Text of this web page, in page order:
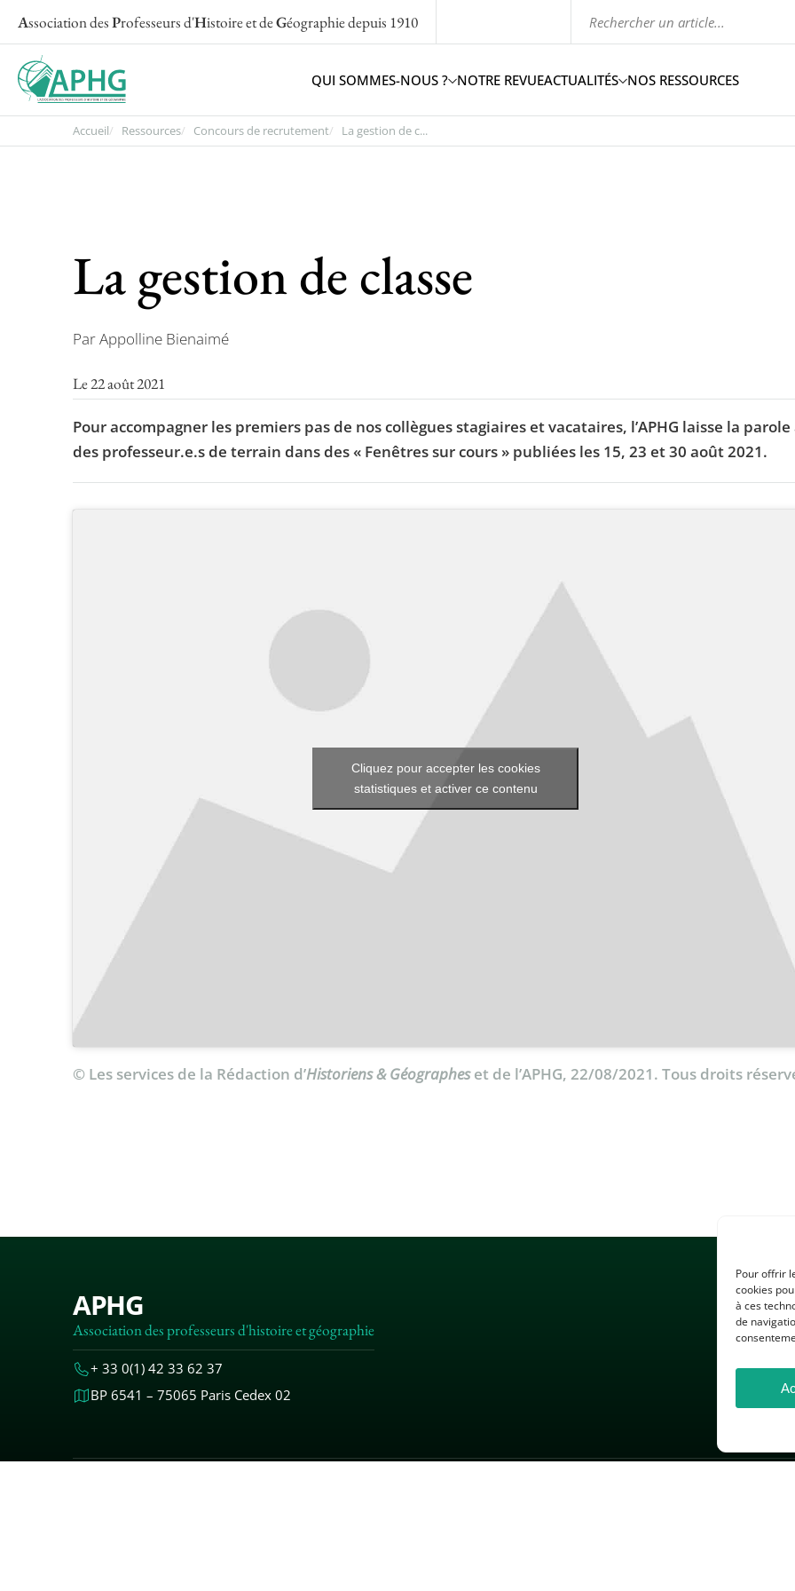
Pour offrir
cookies
à ces
de
Association desProfesseurs d'Histoire et deGéographiedepuis 1910
QUI SOMMES-NOUS ? NOTRE REVUEACTUALITÉS NOS RESSOURCES
Accueil Ressources Concours de recrutement La gestion de c...
La gestion de classe
Par Appolline Bienaimé
Le 22 août 2021
Pour accompagner les premiers pas de nos collègues stagiaires et vacataires, l’APHG laisse la parole
des professeur.e.s de terrain dans des « Fenêtres sur cours » publiées les 15, 23 et 30 août 2021.
Cliquez pour accepter les cookies
statistiques et activer ce contenu
© Les services de la Rédaction d’Historiens & Géographeset de l’APHG, 22/08/2021. Tous droits
APHG
Association des professeurs d'histoire et géographie
+ 33 0(1) 42 33 62 37
BP 6541 – 75065 Paris Cedex 02